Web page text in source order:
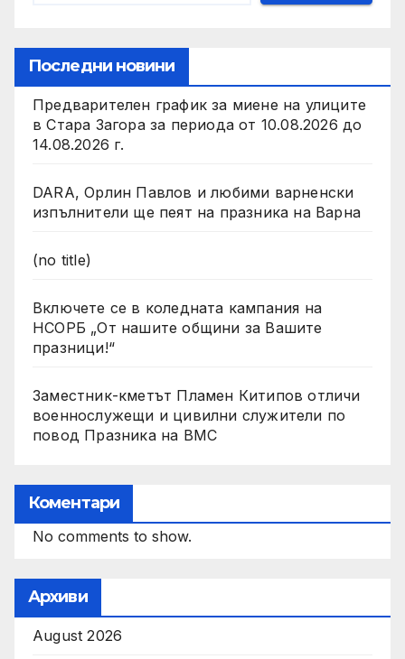
Последни новини
Предварителен график за миене на улиците
в Стара Загора за периода от 10.08.2026 до
14.08.2026 г.
DARA, Орлин Павлов и любими варненски
изпълнители ще пеят на празника на Варна
(no title)
Включете се в коледната кампания на
НСОРБ „От нашите общини за Вашите
празници!“
Заместник-кметът Пламен Китипов отличи
военнослужещи и цивилни служители по
повод Празника на ВМС
Коментари
No comments to show.
Архиви
August 2026